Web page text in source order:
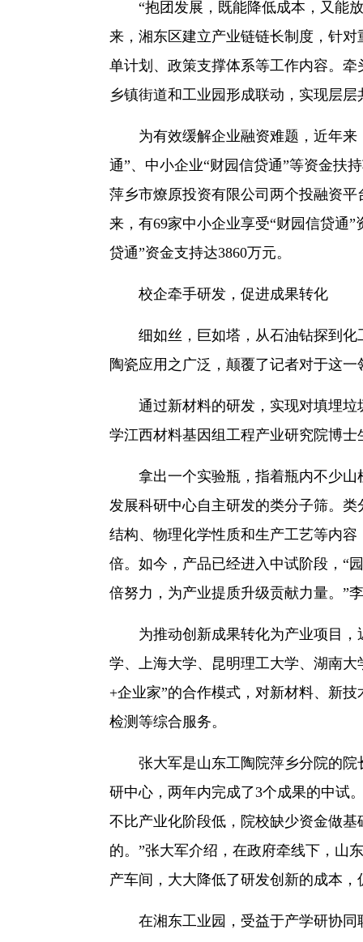
“抱团发展，既能降低成本，又能放
来，湘东区建立产业链链长制度，针
单计划、政策支撑体系等工作内容。
乡镇街道和工业园形成联动，实现层
为有效缓解企业融资难题，近年来
通”、中小企业“财园信贷通”等资金扶
萍乡市燎原投资有限公司两个投融资
来，有69家中小企业享受“财园信贷通
贷通”资金支持达3860万元。
校企牵手研发，促进成果转化
细如丝，巨如塔，从石油钻探到化
陶瓷应用之广泛，颠覆了记者对于这
通过新材料的研发，实现对填埋垃
学江西材料基因组工程产业研究院博
拿出一个实验瓶，指着瓶内不少山
发展科研中心自主研发的类分子筛。
结构、物理化学性质和生产工艺等内
倍。如今，产品已经进入中试阶段，“
倍努力，为产业提质升级贡献力量。”
为推动创新成果转化为产业项目，
学、上海大学、昆明理工大学、湖南
+企业家”的合作模式，对新材料、新
检测等综合服务。
张大军是山东工陶院萍乡分院的院
研中心，两年内完成了3个成果的中试
不比产业化阶段低，院校缺少资金做
的。”张大军介绍，在政府牵线下，山
产车间，大大降低了研发创新的成本
在湘东工业园，受益于产学研协同